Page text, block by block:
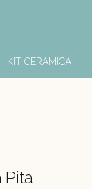
KIT CERAMICA